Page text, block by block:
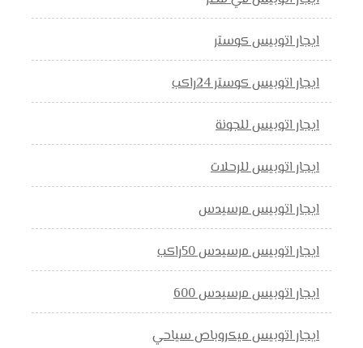
ايجار اتوبيس كوستر
ايجار اتوبيس كوستر 24راكب
ايجار اتوبيس للجونة
ايجار اتوبيس للرحلات
ايجار اتوبيس مرسيدس
ايجار اتوبيس مرسيدس 50راكب
ايجار اتوبيس مرسيدس 600
ايجار اتوبيس ميكروباص سياحي